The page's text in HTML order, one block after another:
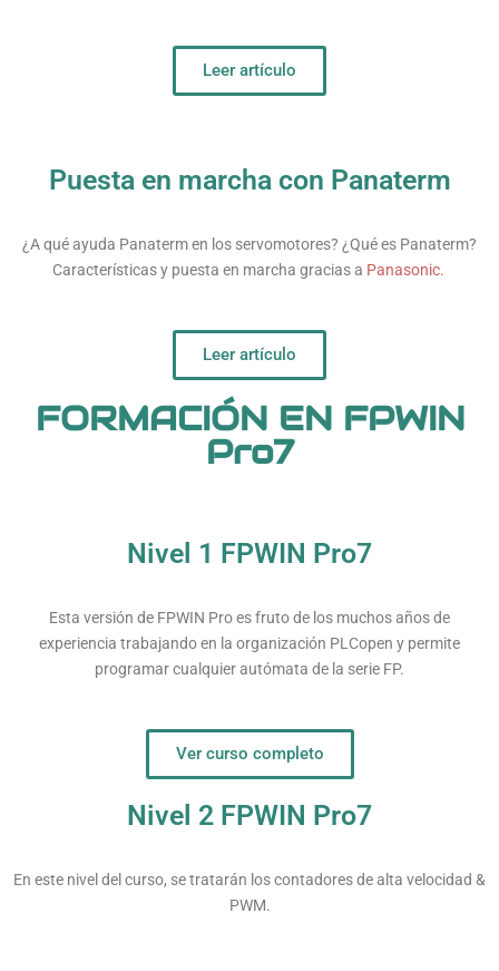
Leer artículo
Puesta en marcha con Panaterm
¿A qué ayuda Panaterm en los servomotores? ¿Qué es Panaterm?
Características y puesta en marcha gracias a Panasonic.
Leer artículo
FORMACIÓN EN FPWIN
Pro7
Nivel 1 FPWIN Pro7
Esta versión de FPWIN Pro es fruto de los muchos años de
experiencia trabajando en la organización PLCopen y permite
programar cualquier autómata de la serie FP.
Ver curso completo
Nivel 2 FPWIN Pro7
En este nivel del curso, se tratarán los contadores de alta velocidad &
PWM.